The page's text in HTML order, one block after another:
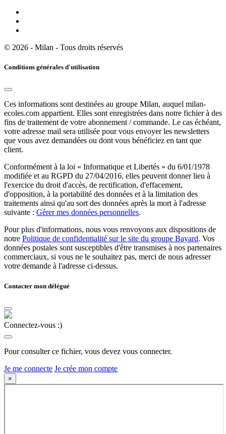
© 2026 - Milan - Tous droits réservés
Conditions générales d'utilisation
Ces informations sont destinées au groupe Milan, auquel milan-
ecoles.com appartient. Elles sont enregistrées dans notre fichier à des
fins de traitement de votre abonnement / commande. Le cas échéant,
votre adresse mail sera utilisée pour vous envoyer les newsletters
que vous avez demandées ou dont vous bénéficiez en tant que
client.
Conformément à la loi « Informatique et Libertés » du 6/01/1978
modifiée et au RGPD du 27/04/2016, elles peuvent donner lieu à
l'exercice du droit d'accès, de rectification, d'effacement,
d'opposition, à la portabilité des données et à la limitation des
traitements ainsi qu'au sort des données après la mort à l'adresse
suivante : Gérer mes données personnelles.
Pour plus d'informations, nous vous renvoyons aux dispositions de
notre Politique de confidentialité sur le site du groupe Bayard. Vos
données postales sont susceptibles d'être transmises à nos partenaires
commerciaux, si vous ne le souhaitez pas, merci de nous adresser
votre demande à l'adresse ci-dessus.
Contacter mon délégué
Connectez-vous :)
Pour consulter ce fichier, vous devez vous connecter.
Je me connecte Je crée mon compte
×